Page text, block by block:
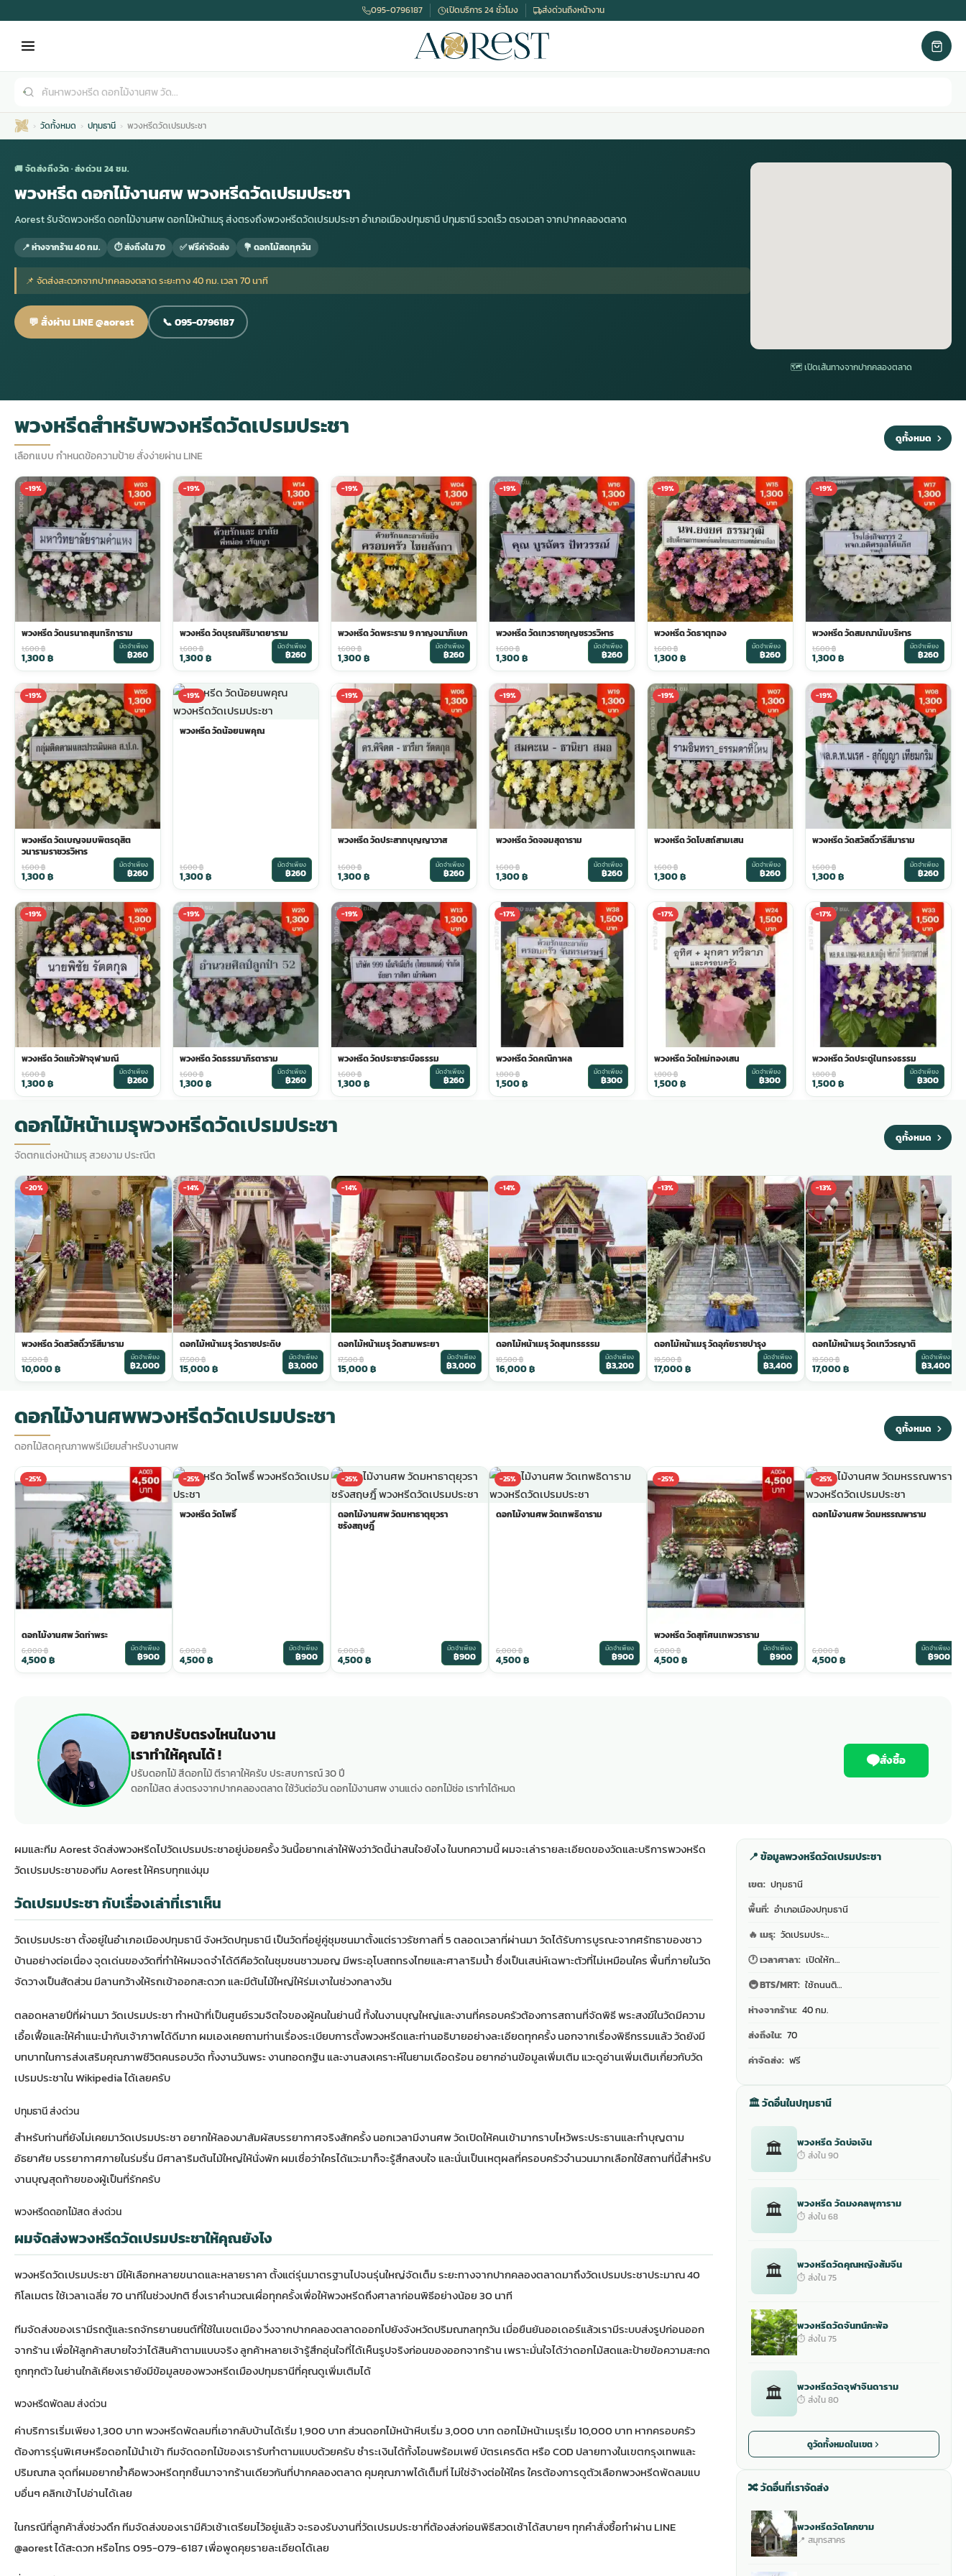
ดอกไม้หน้าศพ
ดอกไม้จัดงานศพ
จัดดอกไม้หน้าศพ
ดอกไม้หน้างานศพ
ดอกไม้หน้าโลง
จัดดอกไม้หน้ารูป
จัดดอกไม้หน้าโลง
ดอกไม้ศพ
ดอกไม้งานศพ ส่งด่วน
ดอกไม้งานศพ กรุงเทพ
ดอกไม้งานศพ ปากคลองตลาด
ร้านดอกไม้งานศพ ใกล้ฉัน
ดอกไม้งานศพ ราคาถูก
จัดดอกไม้งานศพ ราคา
ดอกไม้งานศพ ส่งฟรี
ดอกไม้งานศพ ออนไลน์
พวงดอกไม้งานศพ
tpdecorate ปูพื้น
พวงหรีด กรุงเทพ
พวงหรีดราคา
สั่งพวงหรีด
ดอกไม้พวงหรีด
พวงหรีดปทุม
พวงหรีดพระราม 2
พวงหรีด ปากคลองตลาด
พวงหรีดราคาถูก
พวงหรีดดอกไม้สด
พวงหรีดดอกไม้สด ราคาถูก
สั่งพวงหรีด ออนไลน์
ส่งพวงหรีด ด่วน กรุงเทพ
ร้านพวงหรีด กรุงเทพ ส่งฟรี
พวงหรีด ปากคลองตลาด ราคา
พวงหรีด ส่งด่วน วันนี้
มรุ
น้าเมรุ
มรุสีขาว
กไม้หน้าเมรุ
น้าเมรุ ราคา
มรุ กรุงเทพ
ม้หน้าเมรุ
มรุ ราคาถูก
ม้หน้าเมรุ
ระดับเมรุ
มรุ ออนไลน์
มรุ ส่งด่วน
น้าเมรุ กรุงเทพ
ไม้งานแต่ง
ไม้งานแต่ง ราคา
ไม้งานแต่ง ราคาถูก
อกไม้งานแต่ง
ดอกไม้งานแต่ง
ไม้งานแต่ง แบบสวยๆ
พวงหรีดพัดลม
พวงหรีดพัดลม ราคา
พวงหรีดพัดลม ราคาถูก
พวงหรีดพัดลม ส่งด่วน
สั่งพวงหรีดพัดลม
ร้านพวงหรีดพัดลม
พวงหรีดพัดลม ปากคลองตลาด
พวงหรีดพัดลม แบบสวยๆ
รับจัดงานศพ
รับจัดงานศพ ราคา
รับจัดงานศพ ครบวงจร
แพ็คเกจจัดงานศพ
ค่าใช้จ่ายจัดงานศพ
จัดงานศพ วัด
ขั้นตอนจัดงานศพ
จัดงานศพ ราคาถูก
095-0796187 เปิดบริการ 24 ชั่วโมง ส่งด่วนถึงหน้างาน
วัดทั้งหมด ปทุมธานี พวงหรีดวัดเปรมประชา
🚚 จัดส่งถึงวัด · ส่งด่วน 24 ชม.
พวงหรีด ดอกไม้งานศพ พวงหรีดวัดเปรมประชา
Aorest รับจัดพวงหรีด ดอกไม้งานศพ ดอกไม้หน้าเมรุ ส่งตรงถึงพวงหรีดวัดเปรมประชา อำเภอเมืองปทุมธานี ปทุมธานี รวดเร็ว ตรงเวลา จากปากคลองตลาด
📍 ห่างจากร้าน 40 กม. ⏱ ส่งถึงใน 70 ✅ ฟรีค่าจัดส่ง 💐 ดอกไม้สดทุกวัน
📌 จัดส่งสะดวกจากปากคลองตลาด ระยะทาง 40 กม. เวลา 70 นาที
💬 สั่งผ่าน LINE @aorest 📞 095-0796187
🗺 เปิดเส้นทางจากปากคลองตลาด
พวงหรีดสำหรับพวงหรีดวัดเปรมประชา
เลือกแบบ กำหนดข้อความป้าย สั่งง่ายผ่าน LINE
ดูทั้งหมด
-19%
พวงหรีด วัดนรนาถสุนทริการาม
1,600฿
1,300฿
มัดจำเพียง
฿260
-19%
พวงหรีด วัดบุรณศิริมาตยาราม
1,600฿
1,300฿
มัดจำเพียง
฿260
-19%
พวงหรีด วัดพระราม 9 กาญจนาภิเษก
1,600฿
1,300฿
มัดจำเพียง
฿260
-19%
พวงหรีด วัดเทวราชกุญชรวรวิหาร
1,600฿
1,300฿
มัดจำเพียง
฿260
-19%
พวงหรีด วัดธาตุทอง
1,600฿
1,300฿
มัดจำเพียง
฿260
-19%
พวงหรีด วัดสมณานัมบริหาร
1,600฿
1,300฿
มัดจำเพียง
฿260
-19%
พวงหรีด วัดเบญจมบพิตรดุสิต
วนารามราชวรวิหาร
1,600฿
1,300฿
มัดจำเพียง
฿260
-19%
พวงหรีด วัดน้อยนพคุณ
1,600฿
1,300฿
มัดจำเพียง
฿260
-19%
พวงหรีด วัดประสาทบุญญาวาส
1,600฿
1,300฿
มัดจำเพียง
฿260
-19%
พวงหรีด วัดจอมสุดาราม
1,600฿
1,300฿
มัดจำเพียง
฿260
-19%
พวงหรีด วัดโบสถ์สามเสน
1,600฿
1,300฿
มัดจำเพียง
฿260
-19%
พวงหรีด วัดสวัสดิ์วารีสีมาราม
1,600฿
1,300฿
มัดจำเพียง
฿260
-19%
พวงหรีด วัดแก้วฟ้าจุฬามณี
1,600฿
1,300฿
มัดจำเพียง
฿260
-19%
พวงหรีด วัดธรรมาภิรตาราม
1,600฿
1,300฿
มัดจำเพียง
฿260
-19%
พวงหรีด วัดประชาระบือธรรม
1,600฿
1,300฿
มัดจำเพียง
฿260
-17%
พวงหรีด วัดคณิกาผล
1,800฿
1,500฿
มัดจำเพียง
฿300
-17%
พวงหรีด วัดใหม่ทองเสน
1,800฿
1,500฿
มัดจำเพียง
฿300
-17%
พวงหรีด วัดประดู่ในทรงธรรม
1,800฿
1,500฿
มัดจำเพียง
฿300
ดอกไม้หน้าเมรุพวงหรีดวัดเปรมประชา
จัดตกแต่งหน้าเมรุ สวยงาม ประณีต
ดูทั้งหมด
-20%
พวงหรีด วัดสวัสดิ์วารีสีมาราม
12,500฿
10,000฿
มัดจำเพียง
฿2,000
-14%
ดอกไม้หน้าเมรุ วัดราชประดิษ
17,500฿
15,000฿
มัดจำเพียง
฿3,000
-14%
ดอกไม้หน้าเมรุ วัดสามพระยา
17,500฿
15,000฿
มัดจำเพียง
฿3,000
-14%
ดอกไม้หน้าเมรุ วัดสุนทรธรรม
18,500฿
16,000฿
มัดจำเพียง
฿3,200
-13%
ดอกไม้หน้าเมรุ วัดอุภัยราชบำรุง
19,500฿
17,000฿
มัดจำเพียง
฿3,400
-13%
ดอกไม้หน้าเมรุ วัดเทวีวรญาติ
19,500฿
17,000฿
มัดจำเพียง
฿3,400
ดอกไม้งานศพพวงหรีดวัดเปรมประชา
ดอกไม้สดคุณภาพพรีเมียมสำหรับงานศพ
ดูทั้งหมด
-25%
ดอกไม้งานศพ วัดท่าพระ
6,000฿
4,500฿
มัดจำเพียง
฿900
-25%
พวงหรีด วัดโพธิ์
6,000฿
4,500฿
มัดจำเพียง
฿900
-25%
ดอกไม้งานศพ วัดมหาธาตุยุวรา
ชรังสฤษฎิ์
6,000฿
4,500฿
มัดจำเพียง
฿900
-25%
ดอกไม้งานศพ วัดเทพธิดาราม
6,000฿
4,500฿
มัดจำเพียง
฿900
-25%
พวงหรีด วัดสุทัศนเทพวราราม
6,000฿
4,500฿
มัดจำเพียง
฿900
-25%
ดอกไม้งานศพ วัดมหรรณพาราม
6,000฿
4,500฿
มัดจำเพียง
฿900
อยากปรับตรงไหนในงาน
เราทำให้คุณได้ !
ปรับดอกไม้ สีดอกไม้ ตีราคาให้ครับ ประสบการณ์ 30 ปี
ดอกไม้สด ส่งตรงจากปากคลองตลาด ใช้วันต่อวัน ดอกไม้งานศพ งานแต่ง ดอกไม้ช่อ เราทำได้หมด
สั่งซื้อ
ผมและทีม Aorest จัดส่งพวงหรีดไปวัดเปรมประชาอยู่บ่อยครั้ง วันนี้อยากเล่าให้ฟังว่าวัดนี้น่าสนใจยังไง ในบทความนี้ ผมจะเล่ารายละเอียดของวัดและบริการพวงหรีด
วัดเปรมประชาของทีม Aorest ให้ครบทุกแง่มุม
วัดเปรมประชา กับเรื่องเล่าที่เราเห็น
วัดเปรมประชา ตั้งอยู่ในอำเภอเมืองปทุมธานี จังหวัดปทุมธานี เป็นวัดที่อยู่คู่ชุมชนมาตั้งแต่ราวรัชกาลที่ 5 ตลอดเวลาที่ผ่านมา วัดได้รับการบูรณะจากศรัทธาของชาว
บ้านอย่างต่อเนื่อง จุดเด่นของวัดที่ทำให้ผมจดจำได้ดีคือวัดในชุมชนชาวมอญ มีพระอุโบสถทรงไทยและศาลาริมน้ำ ซึ่งเป็นเสน่ห์เฉพาะตัวที่ไม่เหมือนใคร พื้นที่ภายในวัด
จัดวางเป็นสัดส่วน มีลานกว้างให้รถเข้าออกสะดวก และมีต้นไม้ใหญ่ให้ร่มเงาในช่วงกลางวัน
ตลอดหลายปีที่ผ่านมา วัดเปรมประชา ทำหน้าที่เป็นศูนย์รวมจิตใจของผู้คนในย่านนี้ ทั้งในงานบุญใหญ่และงานที่ครอบครัวต้องการสถานที่จัดพิธี พระสงฆ์ในวัดมีความ
เอื้อเฟื้อและให้คำแนะนำกับเจ้าภาพได้ดีมาก ผมเองเคยถามท่านเรื่องระเบียบการตั้งพวงหรีดและท่านอธิบายอย่างละเอียดทุกครั้ง นอกจากเรื่องพิธีกรรมแล้ว วัดยังมี
บทบาทในการส่งเสริมคุณภาพชีวิตคนรอบวัด ทั้งงานวันพระ งานทอดกฐิน และงานสงเคราะห์ในยามเดือดร้อน อยากอ่านข้อมูลเพิ่มเติม แวะดูอ่านเพิ่มเติมเกี่ยวกับวัด
เปรมประชาใน Wikipediaได้เลยครับ
ปทุมธานี ส่งด่วน
สำหรับท่านที่ยังไม่เคยมาวัดเปรมประชา อยากให้ลองมาสัมผัสบรรยากาศจริงสักครั้ง นอกเวลามีงานศพ วัดเปิดให้คนเข้ามากราบไหว้พระประธานและทำบุญตาม
อัธยาศัย บรรยากาศภายในร่มรื่น มีศาลาริมต้นไม้ใหญ่ให้นั่งพัก ผมเชื่อว่าใครได้แวะมาก็จะรู้สึกสงบใจ และนั่นเป็นเหตุผลที่ครอบครัวจำนวนมากเลือกใช้สถานที่นี้สำหรับ
งานบุญสุดท้ายของผู้เป็นที่รักครับ
พวงหรีดดอกไม้สด ส่งด่วน
ผมจัดส่งพวงหรีดวัดเปรมประชาให้คุณยังไง
พวงหรีดวัดเปรมประชา มีให้เลือกหลายขนาดและหลายราคา ตั้งแต่รุ่นมาตรฐานไปจนรุ่นใหญ่จัดเต็ม ระยะทางจากปากคลองตลาดมาถึงวัดเปรมประชาประมาณ 40
กิโลเมตร ใช้เวลาเฉลี่ย 70 นาทีในช่วงปกติ ซึ่งเราคำนวณเผื่อทุกครั้งเพื่อให้พวงหรีดถึงศาลาก่อนพิธีอย่างน้อย 30 นาที
ทีมจัดส่งของเรามีรถตู้และรถจักรยานยนต์ที่ใช้ในเขตเมือง วิ่งจากปากคลองตลาดออกไปยังจังหวัดปริมณฑลทุกวัน เมื่อยืนยันออเดอร์แล้วเรามีระบบส่งรูปก่อนออก
จากร้าน เพื่อให้ลูกค้าสบายใจว่าได้สินค้าตามแบบจริง ลูกค้าหลายเจ้ารู้สึกอุ่นใจที่ได้เห็นรูปจริงก่อนของออกจากร้าน เพราะมั่นใจได้ว่าดอกไม้สดและป้ายข้อความสะกด
ถูกทุกตัว ในย่านใกล้เคียงเรายังมีข้อมูลของพวงหรีดเมืองปทุมธานีที่คุณดูเพิ่มเติมได้
พวงหรีดพัดลม ส่งด่วน
ค่าบริการเริ่มเพียง 1,300 บาท พวงหรีดพัดลมที่เอากลับบ้านได้เริ่ม 1,900 บาท ส่วนดอกไม้หน้าหีบเริ่ม 3,000 บาท ดอกไม้หน้าเมรุเริ่ม 10,000 บาท หากครอบครัว
ต้องการรุ่นพิเศษหรือดอกไม้นำเข้า ทีมจัดดอกไม้ของเรารับทำตามแบบด้วยครับ ชำระเงินได้ทั้งโอนพร้อมเพย์ บัตรเครดิต หรือ COD ปลายทางในเขตกรุงเทพและ
ปริมณฑล จุดที่ผมอยากย้ำคือพวงหรีดทุกชิ้นมาจากร้านเดียวกันที่ปากคลองตลาด คุมคุณภาพได้เต็มที่ ไม่ใช่จ้างต่อให้ใคร ใครต้องการดูตัวเลือกพวงหรีดพัดลมแบ
บอื่นๆ คลิกเข้าไปอ่านได้เลย
ในกรณีที่ลูกค้าสั่งช่วงดึก ทีมจัดส่งของเรามีคิวเช้าเตรียมไว้อยู่แล้ว จะรองรับงานที่วัดเปรมประชาที่ต้องส่งก่อนพิธีสวดเช้าได้สบายๆ ทุกคำสั่งซื้อทำผ่าน LINE
@aorest ได้สะดวก หรือโทร 095-079-6187 เพื่อพูดคุยรายละเอียดได้เลย
📍 ข้อมูลพวงหรีดวัดเปรมประชา
เขต: ปทุมธานี
พื้นที่: อำเภอเมืองปทุมธานี
🔥 เมรุ: วัดเปรมประ…
🕐 เวลาศาลา: เปิดให้ก…
🚇 BTS/MRT: ใช้ถนนติ…
ห่างจากร้าน: 40 กม.
ส่งถึงใน: 70
ค่าจัดส่ง: ฟรี
🏛 วัดอื่นในปทุมธานี
🏛 พวงหรีด วัดบ่อเงิน
⏱ ส่งใน 90
🏛 พวงหรีด วัดมงคลพุการาม
⏱ ส่งใน 68
🏛 พวงหรีดวัดคุณหญิงส้มจีน
⏱ ส่งใน 75
พวงหรีดวัดจันทน์กะพ้อ
⏱ ส่งใน 75
🏛 พวงหรีดวัดจุฬาจินดาราม
⏱ ส่งใน 80
ดูวัดทั้งหมดในเขต
🔀 วัดอื่นที่เราจัดส่ง
พวงหรีดวัดโคกขาม
📍 สมุทรสาคร